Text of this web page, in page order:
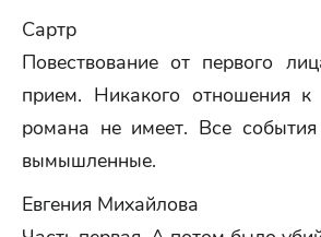
Сартр
Повествование от первого
прием. Никакого отношения к
романа не имеет. Все
вымышленные.
Евгения Михайлова